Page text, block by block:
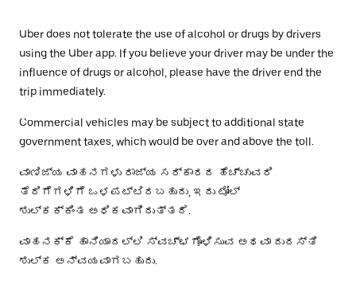
Uber does not tolerate the use of alcohol or drugs by drivers
using the Uber app. If you believe your driver may be under the
influence of drugs or alcohol, please have the driver end the
trip immediately.
Commercial vehicles may be subject to additional state
government taxes, which would be over and above the toll.
ವಾಣಿಜ್ಯ ವಾಹನಗಳು ರಾಜ್ಯ ಸರ್ಕಾರದ ಹೆಚ್ಚುವರಿ
ತೆರಿಗೆಗಳಿಗೆ ಒಳಪಟ್ಟಿರಬಹುದು, ಇದು ಟೋಲ್
ಶುಲ್ಕಕ್ಕಿಂತ ಅಧಿಕವಾಗಿರುತ್ತದೆ.
ವಾಹನಕ್ಕೆ ಹಾನಿಯಾದಲ್ಲಿ ಸ್ವಚ್ಛಗೊಳಿಸುವ ಅಥವಾ ದುರಸ್ತಿ
ಶುಲ್ಕ ಅನ್ವಯವಾಗಬಹುದು.